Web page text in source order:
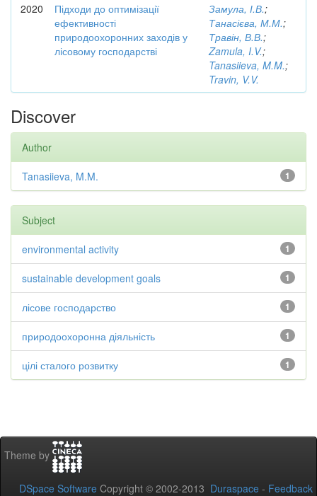
2020
Підходи до оптимізації
ефективності
природоохоронних заходів у
лісовому господарстві
Замула, І.В.;
Танасієва, М.М.;
Травін, В.В.;
Zamula, I.V.;
Tanasiieva, M.M.;
Travin, V.V.
Discover
Author
1
Tanasiieva, M.M.
Subject
1
environmental activity
1
sustainable development goals
1
лісове господарство
1
природоохоронна діяльність
1
цілі сталого розвитку
Theme by
DSpace Software Copyright © 2002-2013 Duraspace - Feedback